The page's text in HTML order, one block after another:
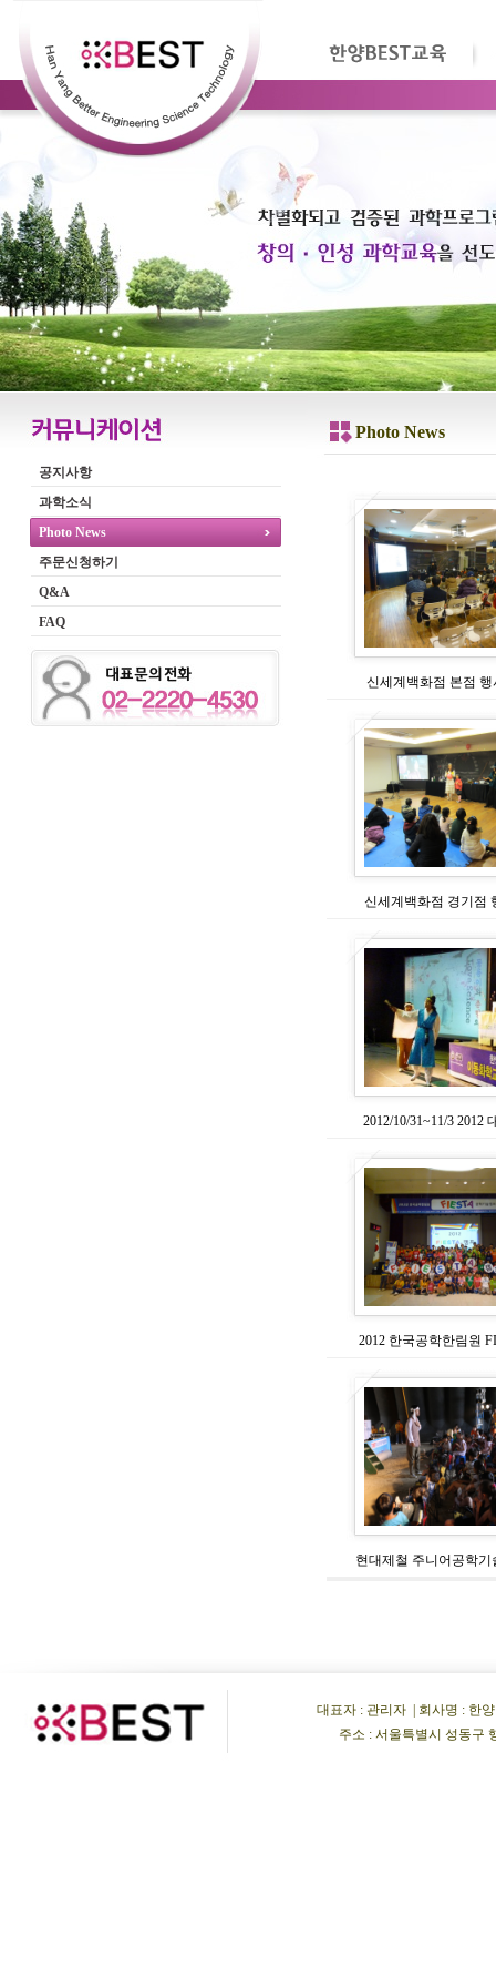
공지사항
과학소식
Photo News
주문신청하기
Q&A
FAQ
Photo News
신세계백화점 본점 행
신세계백화점 경기점
2012/10/31~11/3 2012
2012 한국공학한림원
현대제철 주니어공학기
대표자 : 관리자 | 회사명 : 한양
주소 : 서울특별시 성동구